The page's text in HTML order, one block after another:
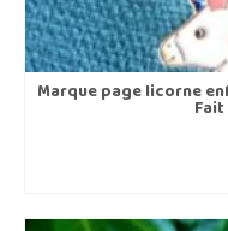
Marque page licorne